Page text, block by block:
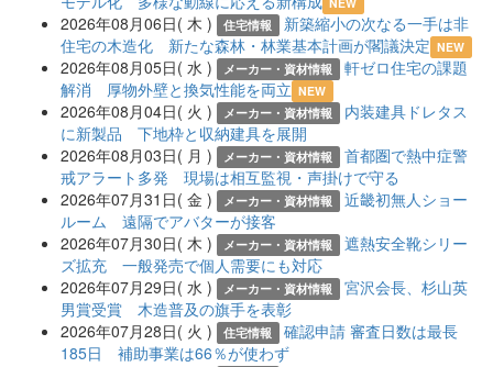
2026年08月06日( 木 ) 住宅情報
新築縮小の次なる一手は非
住宅の木造化 新たな森林・林業基本計画が閣議決定 NEW
2026年08月05日( 水 ) メーカー・資材情報
軒ゼロ住宅の課題
解消 厚物外壁と換気性能を両立 NEW
2026年08月04日( 火 ) メーカー・資材情報
内装建具ドレタス
に新製品 下地枠と収納建具を展開
2026年08月03日( 月 )
メーカー・資材情報
首都圏で熱中症警
戒アラート多発 現場は相互監視・声掛けで守る
2026年07月31日( 金 )
メーカー・資材情報
近畿初無人ショー
ルーム 遠隔でアバターが接客
2026年07月30日( 木 )
メーカー・資材情報
遮熱安全靴シリー
ズ拡充 一般発売で個人需要にも対応
2026年07月29日( 水 )
メーカー・資材情報
宮沢会長、杉山英
男賞受賞 木造普及の旗手を表彰
2026年07月28日( 火 )
住宅情報
確認申請 審査日数は最長
185日 補助事業は66％が使わず